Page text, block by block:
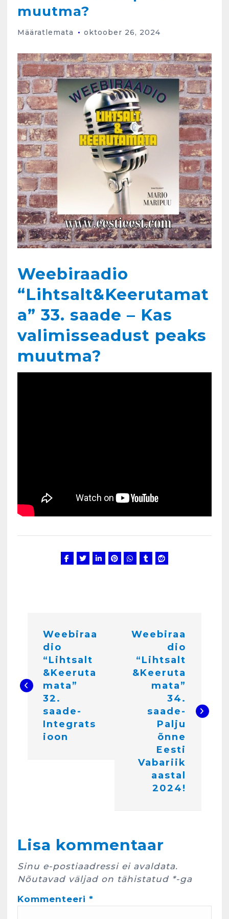
muutma?
Määratlemata oktoober 26, 2024
Weebiraadio
“Lihtsalt&Keerutamat
a” 33. saade – Kas
valimisseadust peaks
muutma?
i
g
e
Weebiraa
dio
“Lihtsalt
&Keeruta
mata”
32.
saade-
Integrats
ioon
Weebiraa
dio
“Lihtsalt
&Keeruta
mata”
34.
saade-
Palju
õnne
Eesti
Vabariik
aastal
2024!
Lisa kommentaar
Sinu e-postiaadressi ei avaldata.
Nõutavad väljad on tähistatud *-ga
Kommenteeri*
Eestlaste toidu -ja
kokkusaamise koht Soomes,
märts 24, 2025
Kunglarahva Turuplats